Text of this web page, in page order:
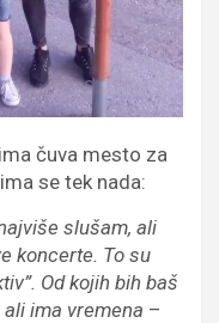
čuva mesto za
se tek nada:
slušam, ali
koncerte. To su
Od kojih bih baš
ima vremena –